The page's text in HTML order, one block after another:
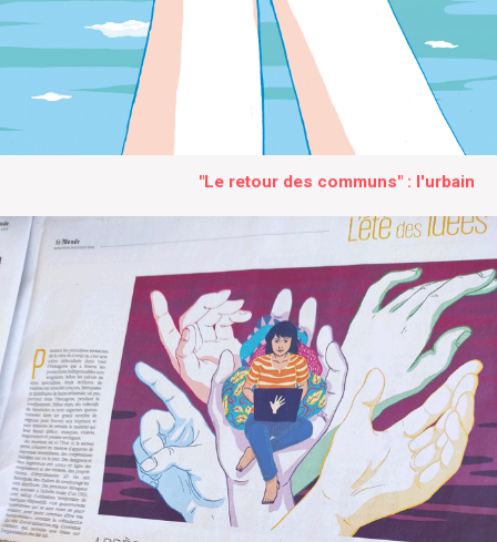
"Le retour des communs" : l'urbain